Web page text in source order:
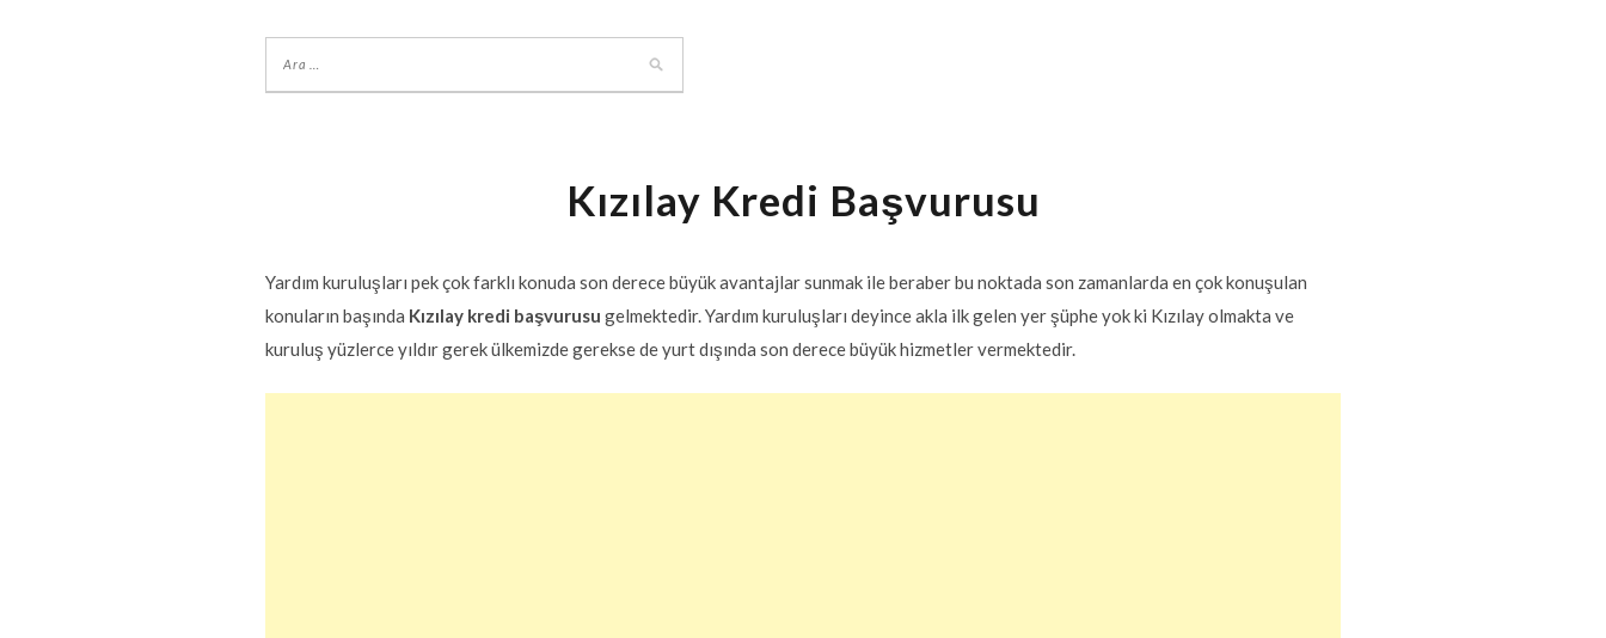
Kızılay Kredi Başvurusu
Yardım kuruluşları pek çok farklı konuda son derece büyük avantajlar sunmak ile beraber bu noktada son zamanlarda en çok konuşulan
konuların başında Kızılay kredi başvurusu gelmektedir. Yardım kuruluşları deyince akla ilk gelen yer şüphe yok ki Kızılay olmakta ve
kuruluş yüzlerce yıldır gerek ülkemizde gerekse de yurt dışında son derece büyük hizmetler vermektedir.